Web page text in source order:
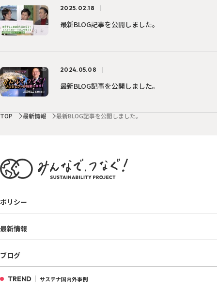
2025.02.18
最新BLOG記事を公開しました。
2024.05.08
最新BLOG記事を公開しました。
TOP 最新情報 最新BLOG記事を公開しました。
ポリシー
最新情報
ブログ
TREND サステナ国内外事例